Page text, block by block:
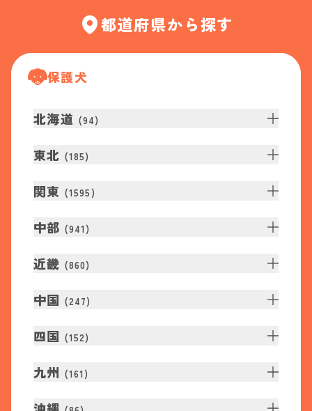
都道府県から探す
保護犬
北海道 (94)
東北 (185)
関東 (1595 )
中部 (941 )
近畿 (860)
中国 (247)
四国 (152)
九州 (161 )